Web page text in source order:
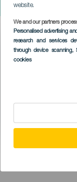
website.
We and our partners
Personalised advertising
research and services
through device scanning,
cookies
Az
Imagen
Listado